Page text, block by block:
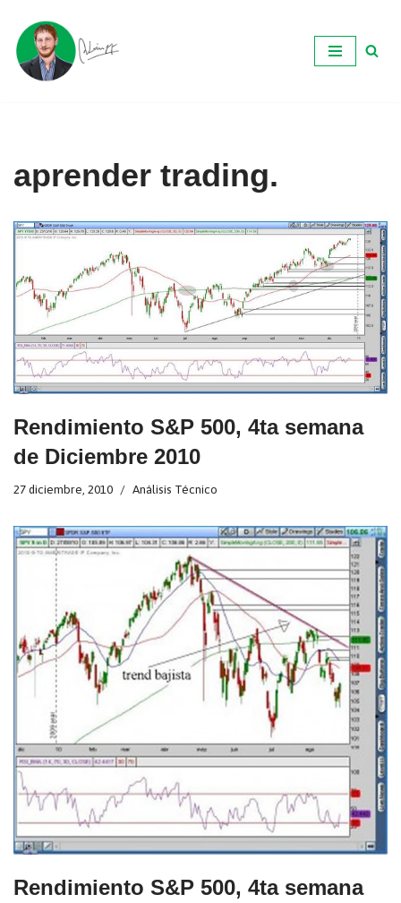
Ir
al
aprender trading.
Rendimiento S&P 500, 4ta semana
de Diciembre 2010
27 diciembre, 2010 Análisis Técnico
Rendimiento S&P 500, 4ta semana